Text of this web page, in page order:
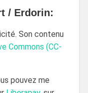
/ Erdorin:
Son contenu
Commons (CC-
pouvez me